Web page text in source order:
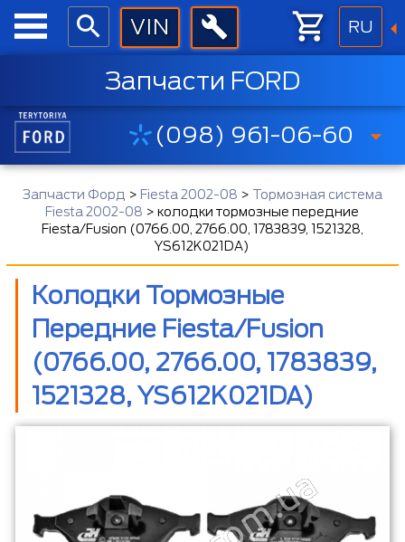
RU
Запчасти FORD
(098) 961-06-60
Запчасти Форд > Fiesta 2002-08 > Тормозная система
Fiesta 2002-08 >колодки тормозные передние
Fiesta/Fusion (0766.00, 2766.00, 1783839, 1521328,
YS612K021DA)
Колодки Тормозные
Передние Fiesta/Fusion
(0766.00, 2766.00, 1783839,
1521328, YS612K021DA)